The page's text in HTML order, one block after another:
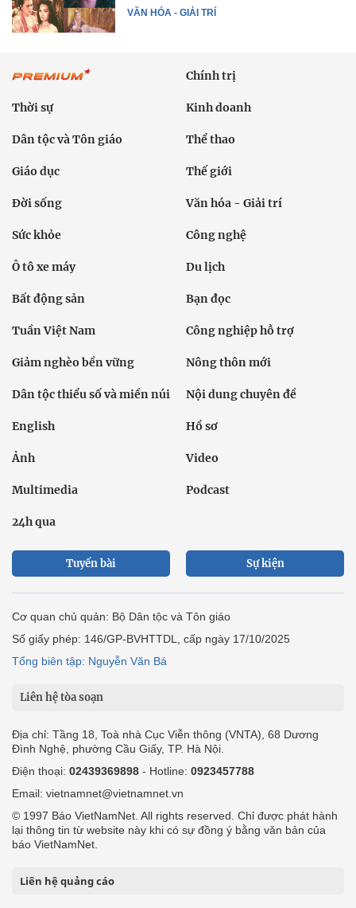
VĂN HÓA - GIẢI TRÍ
Chính trị
Thời sự Kinh doanh
Dân tộc và Tôn giáo Thể thao
Giáo dục Thế giới
Đời sống Văn hóa - Giải trí
Sức khỏe Công nghệ
Ô tô xe máy Du lịch
Bất động sản Bạn đọc
Tuần Việt Nam Công nghiệp hỗ trợ
Giảm nghèo bền vững Nông thôn mới
Dân tộc thiểu số và miền núi Nội dung chuyên đề
English Hồ sơ
Ảnh Video
Multimedia Podcast
24h qua
Tuyến bài Sự kiện
Cơ quan chủ quản: Bộ Dân tộc và Tôn giáo
Số giấy phép: 146/GP-BVHTTDL, cấp ngày 17/10/2025
Tổng biên tập: Nguyễn Văn Bá
Liên hệ tòa soạn
Địa chỉ: Tầng 18, Toà nhà Cục Viễn thông (VNTA), 68 Dương
Đình Nghệ, phường Cầu Giấy, TP. Hà Nội.
Điện thoại: 02439369898 - Hotline: 0923457788
Email: vietnamnet@vietnamnet.vn
© 1997 Báo VietNamNet. All rights reserved. Chỉ được phát hành
lại thông tin từ website này khi có sự đồng ý bằng văn bản của
báo VietNamNet.
Liên hệ quảng cáo